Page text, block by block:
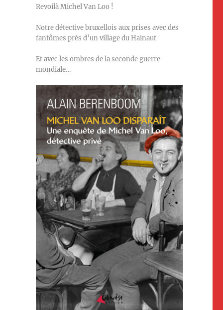
Revoilà Michel Van Loo !
Notre détective bruxellois aux prises avec des
fantômes près d’un village du Hainaut
Et avec les ombres de la seconde guerre
mondiale…